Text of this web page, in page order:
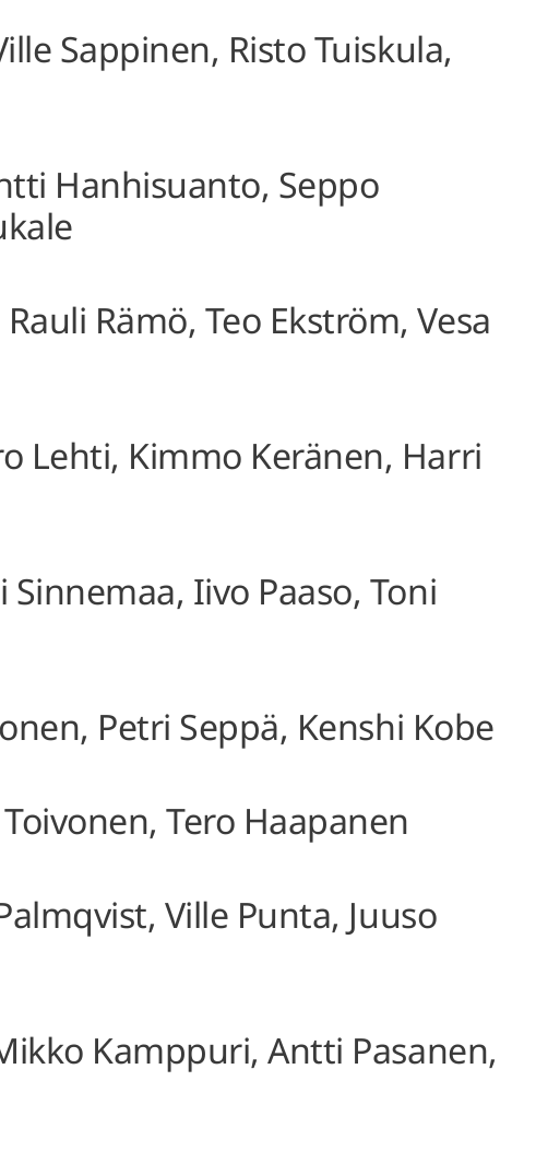
Sappinen, Risto Tuiskula,
Hanhisuanto, Seppo
Rämö, Teo Ekström, Vesa
Lehti, Kimmo Keränen, Harri
Iivo Paaso, Toni
Petri Seppä, Kenshi Kobe
Tero Haapanen
Ville Punta, Juuso
Kamppuri, Antti Pasanen,